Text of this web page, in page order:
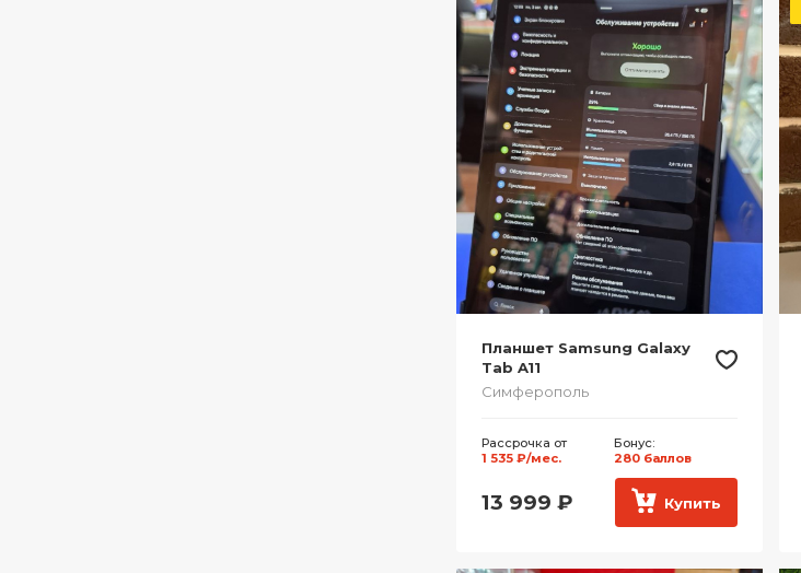
Планшет Samsung Galaxy
Tab A11
Симферополь
Рассрочка от
1 535 ₽/мес.
Бонус:
280 баллов
13 999 ₽ Купить